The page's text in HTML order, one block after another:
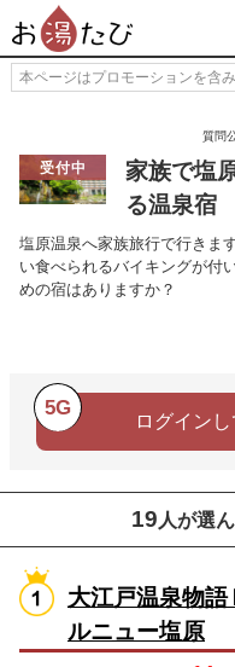
本ページはプロモーションを含
質問
受付中
家族で塩
る温泉宿
塩原温泉へ家族旅行で行きま
い食べられるバイキングが付
めの宿はありますか？
5G
ログイン
19 人が選
大江戸温泉物
ルニュー塩原